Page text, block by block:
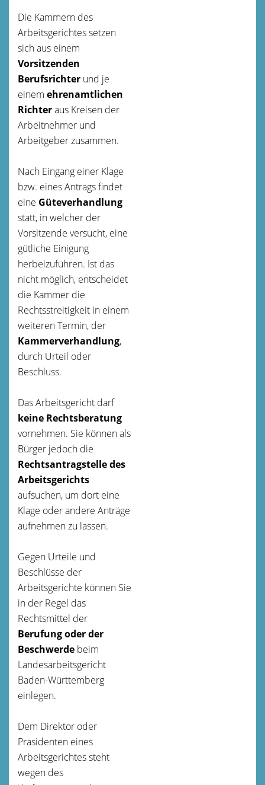
Die Kammern des
Arbeitsgerichtes setzen
sich aus einem
Vorsitzenden
Berufsrichter und je
einem ehrenamtlichen
Richteraus Kreisen der
Arbeitnehmer und
Arbeitgeber zusammen.
Nach Eingang einer Klage
bzw. eines Antrags findet
eine Güteverhandlung
statt, in welcher der
Vorsitzende versucht, eine
gütliche Einigung
herbeizuführen. Ist das
nicht möglich, entscheidet
die Kammer die
Rechtsstreitigkeit in einem
weiteren Termin, der
Kammerverhandlung,
durch Urteil oder
Beschluss.
Das Arbeitsgericht darf
keine Rechtsberatung
vornehmen. Sie können als
Bürger jedoch die
Rechtsantragstelle des
Arbeitsgerichts
aufsuchen, um dort eine
Klage oder andere Anträge
aufnehmen zu lassen.
Gegen Urteile und
Beschlüsse der
Arbeitsgerichte können Sie
in der Regel das
Rechtsmittel der
Berufung oder der
Beschwerde beim
Landesarbeitsgericht
Baden-Württemberg
einlegen.
Dem Direktor oder
Präsidenten eines
Arbeitsgerichtes steht
wegen des